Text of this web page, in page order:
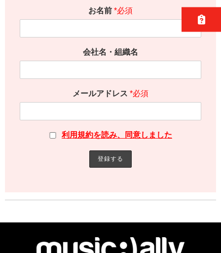
お名前 *必須
会社名・組織名
メールアドレス *必須
利用規約を読み、同意しました